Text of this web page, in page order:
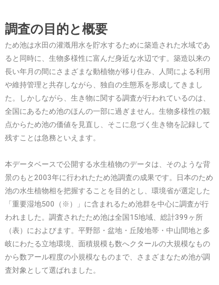
調査の目的と概要
ため池は水田の灌漑用水を貯水するために築造された水域であ
ると同時に、生物多様性に富んだ身近な水辺です。築造以来の
長い年月の間にさまざまな動植物が移り住み、人間による利用
や維持管理と共存しながら、独自の生態系を形成してきまし
た。しかしながら、生き物に関する調査が行われているのは、
全国にあるため池のほんの一部に過ぎません。生物多様性の観
点からため池の価値を見直し、そこに息づく生き物を記録して
残すことは急務といえます。
本データベースで公開する水生植物のデータは、そのような背
景のもと2003年に行われたため池調査の成果です。日本のため
池の水生植物相を把握することを目的とし、環境省が選定した
「重要湿地500（※）」に含まれるため池群を中心に調査が行
われました。調査されたため池は全国15地域、総計399ヶ所
（表）におよびます。平野部・盆地・丘陵地帯・中山間地と多
岐にわたる立地環境、面積規模も数へクタールの大規模なもの
から数アール程度の小規模なものまで、さまざまなため池が調
査対象として選ばれました。